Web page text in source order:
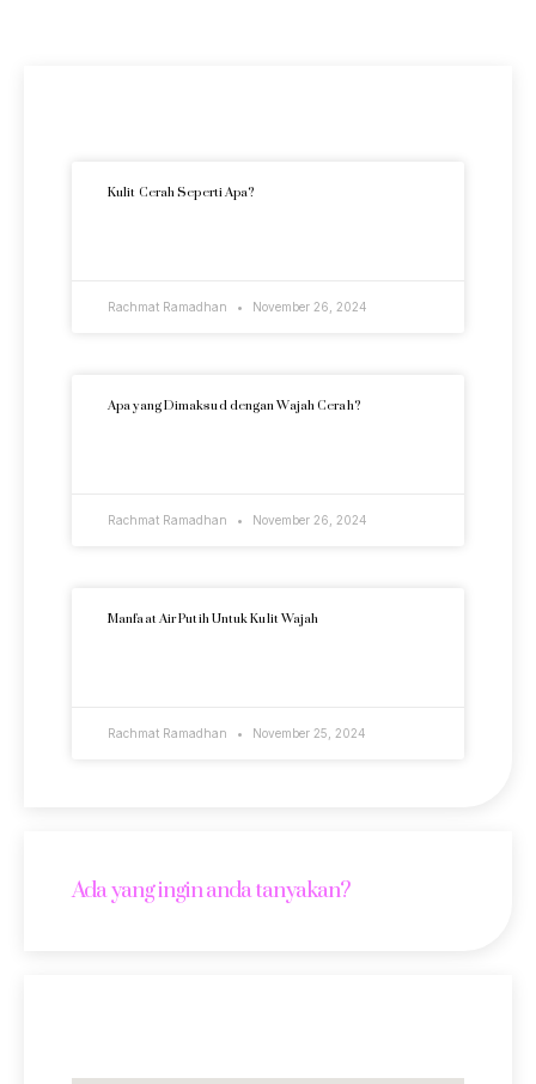
Kulit Cerah Seperti Apa?
Rachmat Ramadhan November 26, 2024
Apa yang Dimaksud dengan Wajah Cerah?
Rachmat Ramadhan November 26, 2024
Manfaat Air Putih Untuk Kulit Wajah
Rachmat Ramadhan November 25, 2024
Ada yang ingin anda tanyakan?